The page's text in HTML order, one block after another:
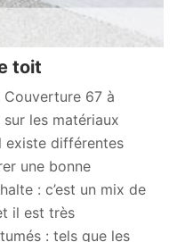
toit
Couverture 67 à
les matériaux
existe différentes
une bonne
: c’est un mix de
il est très
: tels que les